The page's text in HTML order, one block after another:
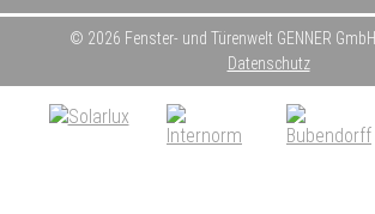
© 2026 Fenster- und Türenwelt GENNER GmbH
Datenschutz